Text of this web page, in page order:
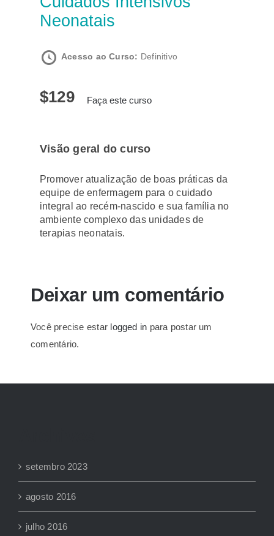
Neonatais
Acesso ao Curso: Definitivo
$129 Faça este curso
Visão geral do curso
Promover atualização de boas práticas da
equipe de enfermagem para o cuidado
integral ao recém-nascido e sua família no
ambiente complexo das unidades de
terapias neonatais.
Deixar um comentário
Você precise estar logged in para postar um
comentário.
setembro 2023
agosto 2016
julho 2016